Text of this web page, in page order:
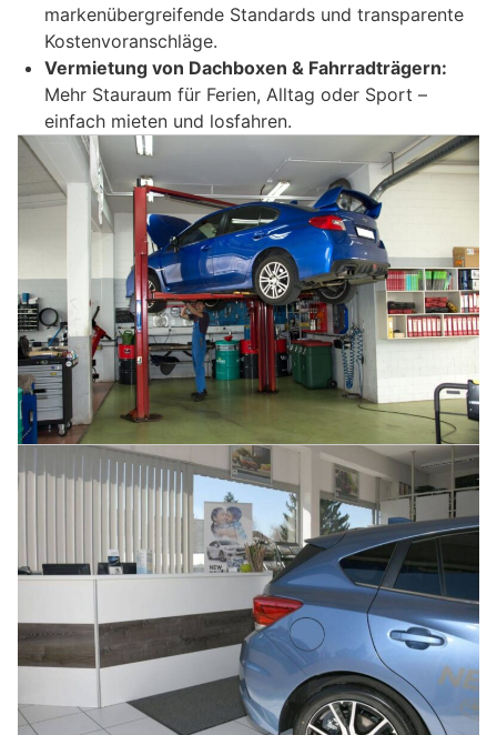
markenübergreifende Standards und transparente
Kostenvoranschläge.
Vermietung von Dachboxen & Fahrradträgern:
Mehr Stauraum für Ferien, Alltag oder Sport –
einfach mieten und losfahren.